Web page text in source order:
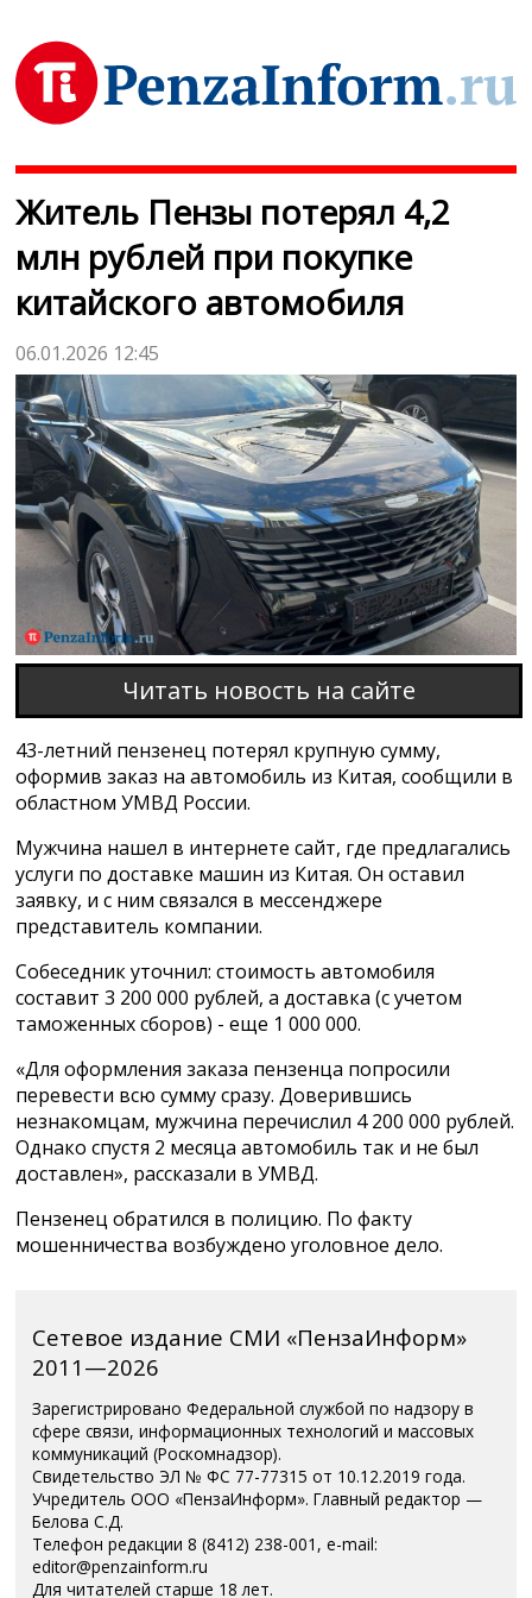
Житель Пензы потерял 4,2
млн рублей при покупке
китайского автомобиля
06.01.2026 12:45
Читать новость на сайте
43-летний пензенец потерял крупную сумму,
оформив заказ на автомобиль из Китая, сообщили в
областном УМВД России.
Мужчина нашел в интернете сайт, где предлагались
услуги по доставке машин из Китая. Он оставил
заявку, и с ним связался в мессенджере
представитель компании.
Собеседник уточнил: стоимость автомобиля
составит 3 200 000 рублей, а доставка (с учетом
таможенных сборов) - еще 1 000 000.
«Для оформления заказа пензенца попросили
перевести всю сумму сразу. Доверившись
незнакомцам, мужчина перечислил 4 200 000 рублей.
Однако спустя 2 месяца автомобиль так и не был
доставлен», рассказали в УМВД.
Пензенец обратился в полицию. По факту
мошенничества возбуждено уголовное дело.
Сетевое издание СМИ «ПензаИнформ»
2011—2026
Зарегистрировано Федеральной службой по надзору в
сфере связи, информационных технологий и массовых
коммуникаций (Роскомнадзор).
Свидетельство ЭЛ № ФС 77-77315 от 10.12.2019 года.
Учредитель ООО «ПензаИнформ». Главный редактор —
Белова С.Д.
Телефон редакции 8 (8412) 238-001, e-mail:
editor@penzainform.ru
Для читателей старше 18 лет.